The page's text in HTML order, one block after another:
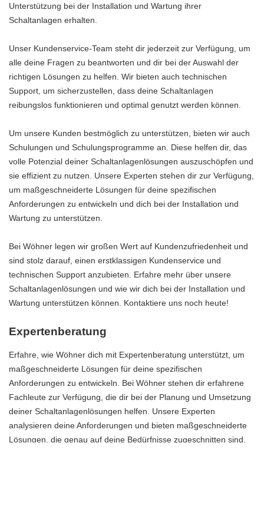
Unterstützung bei der Installation und Wartung ihrer
Schaltanlagen erhalten.
Unser Kundenservice-Team steht dir jederzeit zur Verfügung, um
alle deine Fragen zu beantworten und dir bei der Auswahl der
richtigen Lösungen zu helfen. Wir bieten auch technischen
Support, um sicherzustellen, dass deine Schaltanlagen
reibungslos funktionieren und optimal genutzt werden können.
Um unsere Kunden bestmöglich zu unterstützen, bieten wir auch
Schulungen und Schulungsprogramme an. Diese helfen dir, das
volle Potenzial deiner Schaltanlagenlösungen auszuschöpfen und
sie effizient zu nutzen. Unsere Experten stehen dir zur Verfügung,
um maßgeschneiderte Lösungen für deine spezifischen
Anforderungen zu entwickeln und dich bei der Installation und
Wartung zu unterstützen.
Bei Wöhner legen wir großen Wert auf Kundenzufriedenheit und
sind stolz darauf, einen erstklassigen Kundenservice und
technischen Support anzubieten. Erfahre mehr über unsere
Schaltanlagenlösungen und wie wir dich bei der Installation und
Wartung unterstützen können. Kontaktiere uns noch heute!
Expertenberatung
Erfahre, wie Wöhner dich mit Expertenberatung unterstützt, um
maßgeschneiderte Lösungen für deine spezifischen
Anforderungen zu entwickeln. Bei Wöhner stehen dir erfahrene
Fachleute zur Verfügung, die dir bei der Planung und Umsetzung
deiner Schaltanlagenlösungen helfen. Unsere Experten
analysieren deine Anforderungen und bieten maßgeschneiderte
Lösungen, die genau auf deine Bedürfnisse zugeschnitten sind.